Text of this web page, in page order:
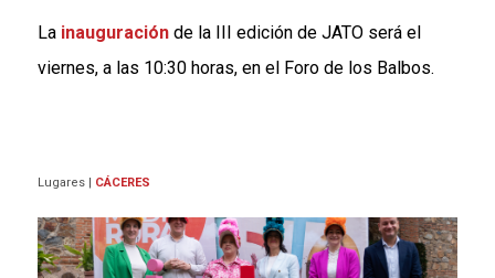
La inauguraciónde la III edición de JATO será el
viernes, a las 10:30 horas, en el Foro de los Balbos.
Lugares CÁCERES